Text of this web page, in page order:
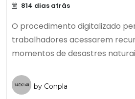
814 dias atrás
O procedimento digitalizado
trabalhadores acessarem
momentos de desastres
by Conpla